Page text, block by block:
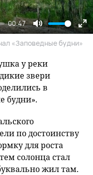
00:47
Mute
«Заповедные будни»
у реки
звери
в
будни».
по достоинству
для роста
солонца стал
жил там.